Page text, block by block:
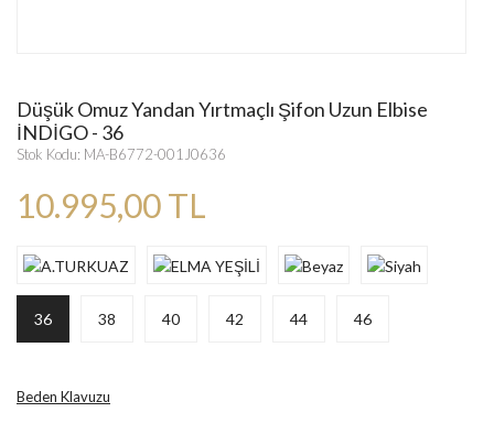
Düşük Omuz Yandan Yırtmaçlı Şifon Uzun Elbise
İNDİGO - 36
Stok Kodu: MA-B6772-001J0636
10.995,00 TL
36 38 40 42 44 46
Beden Klavuzu